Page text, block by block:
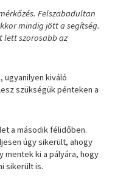
Felszabadultan
mindig jött a segítség.
lett szorosabb az
ugyanilyen kiváló
szükségük pénteken a
a második félidőben.
úgy sikerült, ahogy
mentek ki a pályára, hogy
sikerült is.